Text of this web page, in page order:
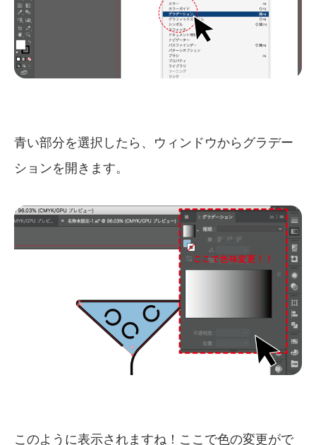
青い部分を選択したら、ウィンドウからグラデー
ションを開きます。
このように表示されますね！ここで色の変更がで